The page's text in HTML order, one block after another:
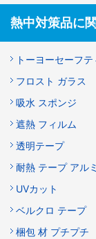
熱中対策品に
トーヨーセーフテ
フロスト ガラス
吸水 スポンジ
遮熱 フィルム
透明テープ
耐熱 テープ アルミ
UVカット
ベルクロ テープ
梱包 材 プチプチ